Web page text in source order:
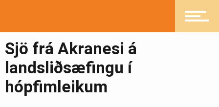
Mannlíf
Heilsueflandi samfélag
Sjö frá Akranesi á
landsliðsæfingu í
hópfimleikum